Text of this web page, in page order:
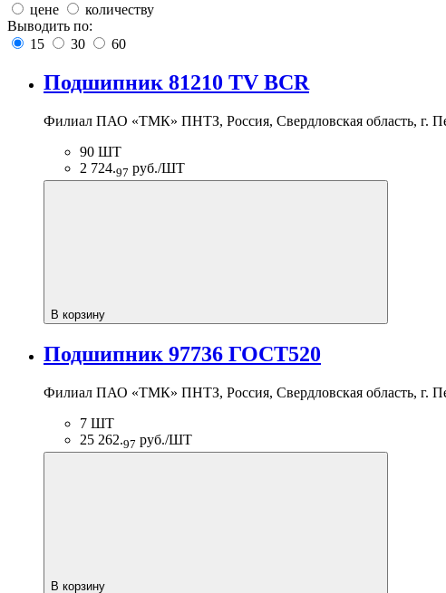
цене
количеству
Выводить по:
15
30 60
Подшипник 81210 TV BCR
Филиал ПАО «ТМК» ПНТЗ, Россия, Свердловская область, г.
90 ШТ
2 724.97 руб./ШТ
В корзину
Подшипник 97736 ГОСТ520
Филиал ПАО «ТМК» ПНТЗ, Россия, Свердловская область, г.
7 ШТ
25 262.97 руб./ШТ
В корзину